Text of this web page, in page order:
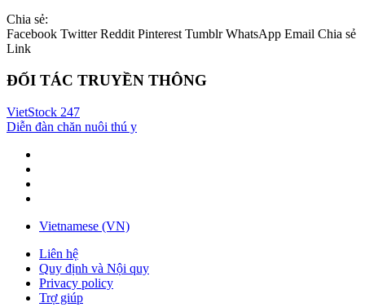
Chia sẻ:
Facebook Twitter Reddit Pinterest Tumblr WhatsApp Email Chia sẻ
Link
ĐỐI TÁC TRUYỀN THÔNG
VietStock 247
Diễn đàn chăn nuôi thú y
Vietnamese (VN)
Liên hệ
Quy định và Nội quy
Privacy policy
Trợ giúp